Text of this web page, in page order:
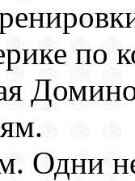
по
Одни